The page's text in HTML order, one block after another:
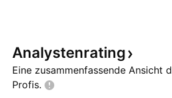
Analystenrating
Eine zusammenfassende Ansicht
Profis.